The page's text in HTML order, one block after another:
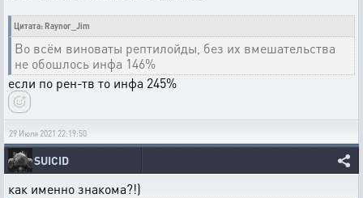
Цитата: Raynor_Jim
Во всём виноваты рептилойды, без их вмешательства
не обошлось инфа 146%
если по рен-тв то инфа 245%
29 Июля 2021 22:19:50
SUICID
как именно знакома?!)